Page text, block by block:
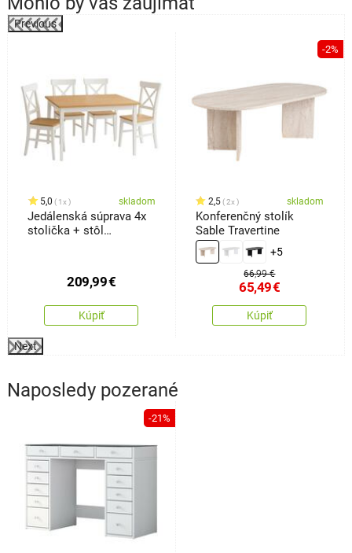
Previous
5,0 1x skladom
Jedálenská súprava 4x
stolička + stôl
209,99€
Kúpiť
-2%
2,5 2x skladom
Konferenčný stolík
Sable Travertine
+5
66,99 €
65,49€
Kúpiť
Next
Naposledy pozerané
-21%